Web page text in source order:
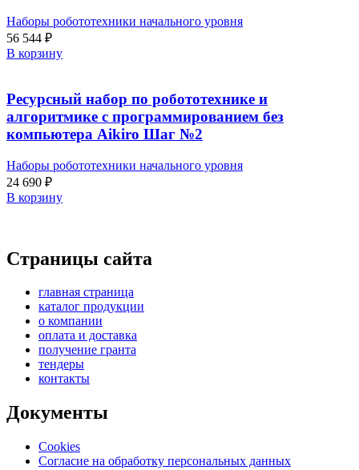
Наборы робототехники начального уровня
56 544 ₽
В корзину
Ресурсный набор по робототехнике и
алгоритмике с программированием без
компьютера Aikiro Шаг №2
Наборы робототехники начального уровня
24 690 ₽
В корзину
Страницы сайта
главная страница
каталог продукции
о компании
оплата и доставка
получение гранта
тендеры
контакты
Документы
Cookies
Согласие на обработку персональных данных